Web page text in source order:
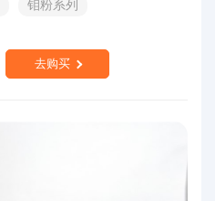
钼粉系列
去购买